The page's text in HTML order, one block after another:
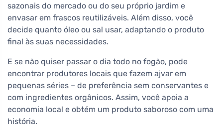
sazonais do mercado ou do seu próprio jardim e
envasar em frascos reutilizáveis. Além disso, você
decide quanto óleo ou sal usar, adaptando o produto
final às suas necessidades.
E se não quiser passar o dia todo no fogão, pode
encontrar produtores locais que fazem ajvar em
pequenas séries – de preferência sem conservantes e
com ingredientes orgânicos. Assim, você apoia a
economia local e obtém um produto saboroso com uma
história.